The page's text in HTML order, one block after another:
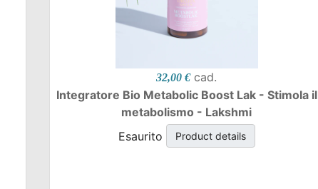
32,00 € cad.
Integratore Bio Metabolic Boost Lak - Stimola il
metabolismo - Lakshmi
Esaurito
Product details